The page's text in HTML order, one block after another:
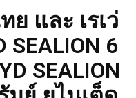
ย และ เรเว่
6
SEALION